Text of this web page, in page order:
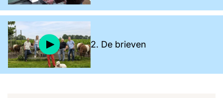
2. De brieven